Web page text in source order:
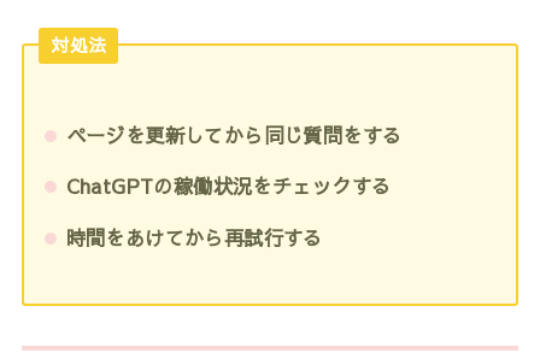
対処法
ページを更新してから同じ質問をする
ChatGPTの稼働状況をチェックする
時間をあけてから再試行する